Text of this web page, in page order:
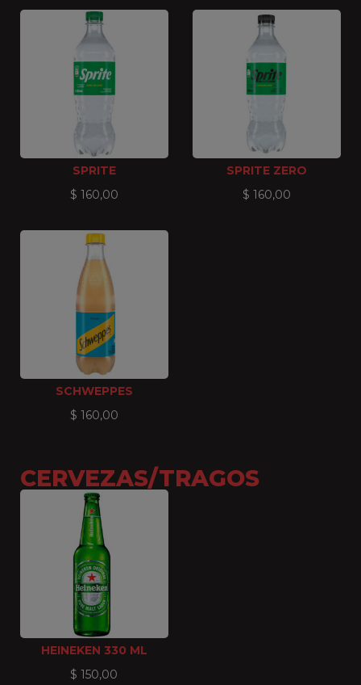
SPRITE
$ 160,00
SPRITE ZERO
$ 160,00
SCHWEPPES
$ 160,00
CERVEZAS/TRAGOS
HEINEKEN 330 ML
$ 150,00